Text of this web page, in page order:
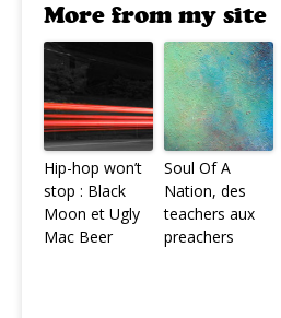
More from my site
Hip-hop won’t
stop : Black
Moon et Ugly
Mac Beer
Soul Of A
Nation, des
teachers aux
preachers